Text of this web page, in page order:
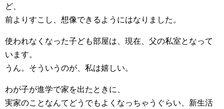
ど、
前よりすこし、想像できるようにはなりました。
使われなくなった子ども部屋は、現在、父の私室となって
います。
うん。そういうのが、私は嬉しい。
わが子が進学で家を出たときに、
実家のことなんてどうでもよくなっちゃうぐらい、新生活